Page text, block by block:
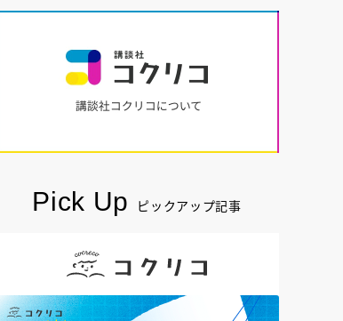
Pick Up ピックアップ記事